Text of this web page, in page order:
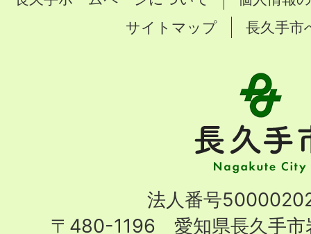
サイトマップ
長久手市
手
市
City
法人番号
〒480-1196 愛知県長久手市